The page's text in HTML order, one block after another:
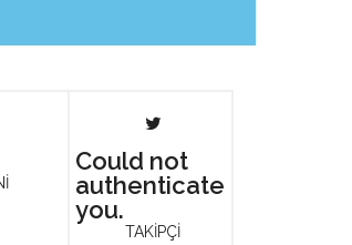
Could not
authenticate
you.
TAKİPÇİ